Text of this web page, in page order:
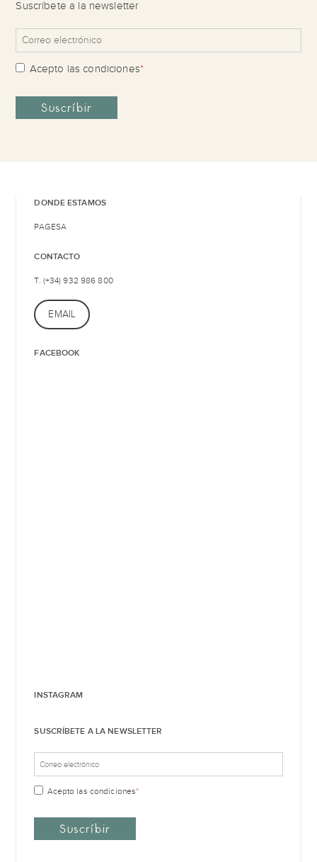
Suscríbete a la newsletter
Acepto las condiciones*
DONDE ESTAMOS
PAGESA
CONTACTO
T. (+34) 932 986 800
EMAIL
FACEBOOK
INSTAGRAM
SUSCRÍBETE A LA NEWSLETTER
Acepto las condiciones*